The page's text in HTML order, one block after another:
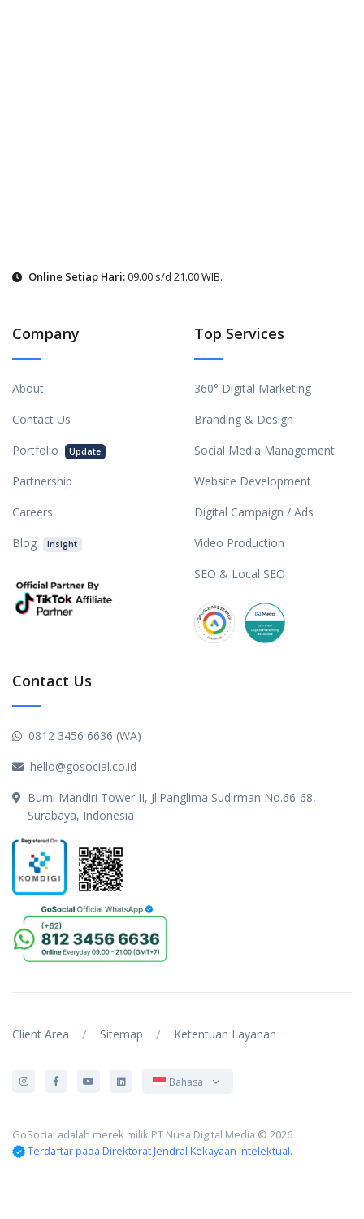
Online Setiap Hari:09.00 s/d 21.00 WIB.
Company
About
Contact Us
Portfolio
Update
Partnership
Careers
Blog
Insight
Top Services
360° Digital Marketing
Branding & Design
Social Media Management
Website Development
Digital Campaign / Ads
Video Production
SEO & Local SEO
Contact Us
0812 3456 6636 (WA)
hello@gosocial.co.id
Bumi Mandiri Tower II, Jl.Panglima Sudirman No.66-68,
Surabaya, Indonesia
Client Area / Sitemap / Ketentuan Layanan
Bahasa
GoSocial adalah merek milik PT Nusa Digital Media © 2026
Terdaftar pada Direktorat Jendral Kekayaan Intelektual.